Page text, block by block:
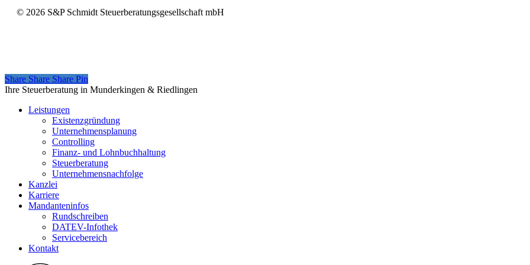
© 2026 S&P Schmidt Steuerberatungsgesellschaft mbH
Share
Share Share Share Pin
Close
Ihre Steuerberatung in Munderkingen & Riedlingen
Leistungen
Existenzgründung
Unternehmensplanung
Controlling
Finanz- und Lohnbuchhaltung
Steuerberatung
Unternehmensnachfolge
Kanzlei
Karriere
Mandanteninfos
Rundschreiben
DATEV-Infothek
Servicebereich
Kontakt